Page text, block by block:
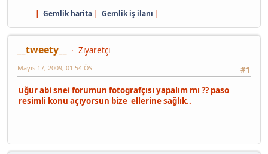
| Gemlik harita | Gemlik iş ilanı |
__tweety__
Ziyaretçi
#1
Mayıs 17, 2009, 01:54 ÖS
uğur abi snei forumun fotografçısı yapalım mı ?? paso
resimli konu açıyorsun bize ellerine sağlık..